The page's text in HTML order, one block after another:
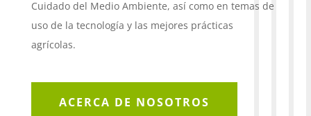
Cuidado del Medio Ambiente, así como en temas de
uso de la tecnología y las mejores prácticas
agrícolas.
ACERCA DE NOSOTROS